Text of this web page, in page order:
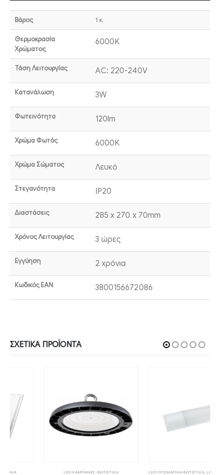
Βάρος 1 κ.
Θερμοκρασία
Χρώματος
6000K
Τάση Λειτουργίας AC: 220-240V
Κατανάλωση 3W
Φωτεινότητα 120lm
Χρώμα Φωτός 6000K
Χρώμα Σώματος Λευκό
Στεγανότητα IP20
Διαστάσεις 285 x 270 x 70mm
Χρόνος Λειτουργίας 3 ώρες
Εγγύηση 2 χρόνια
Κωδικός EAN 3800156672086
ΣΧΕΤΙΚΆ ΠΡΟΪΌΝΤΑ
ΦΩΤΙΣΤΙΚΑ LED ΠΡΙΣΜΑΤΙΚΑ ΦΩΤΙΣΤΙΚΑ,LED ΦΩΤΙΣΤΙΚΑ ΟΡΟΦΗΣ